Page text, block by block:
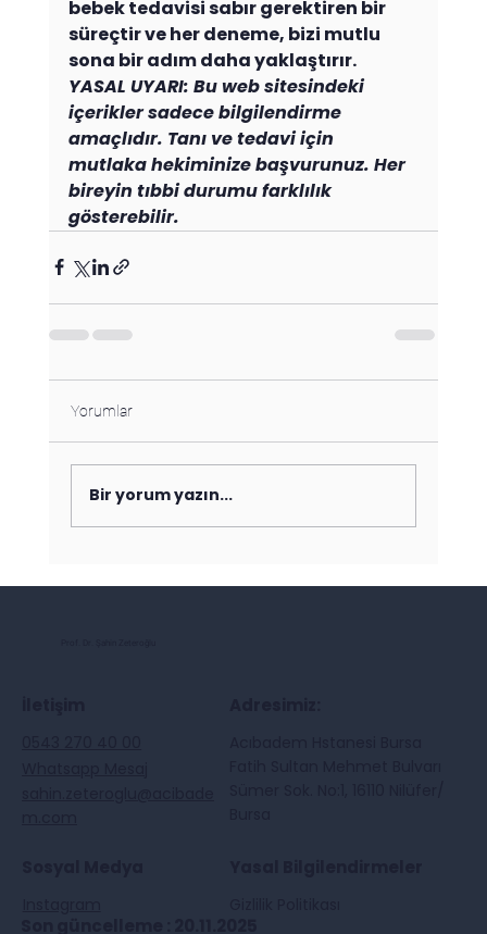
bebek tedavisi sabır gerektiren bir
süreçtir ve her deneme, bizi mutlu
sona bir adım daha yaklaştırır.
YASAL UYARI: Bu web sitesindeki
içerikler sadece bilgilendirme
amaçlıdır. Tanı ve tedavi için
mutlaka hekiminize başvurunuz. Her
bireyin tıbbi durumu farklılık
gösterebilir.
Yorumlar
Bir yorum yazın...